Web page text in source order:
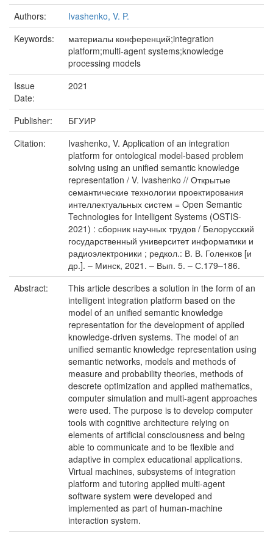
Authors:
Ivashenko, V. P.
Keywords:
материалы конференций;integration
platform;multi-agent systems;knowledge
processing models
Issue
Date:
2021
Publisher:
БГУИР
Citation:
Ivashenko, V. Application of an integration
platform for ontological model-based problem
solving using an uniﬁed semantic knowledge
representation / V. Ivashenko // Открытые
семантические технологии проектирования
интеллектуальных систем = Open Semantic
Technologies for Intelligent Systems (OSTIS-
2021) : сборник научных трудов / Белорусский
государственный университет информатики и
радиоэлектроники ; редкол.: В. В. Голенков [и
др.]. – Минск, 2021. – Вып. 5. – С.179–186.
Abstract:
This article describes a solution in the form of an
intelligent integration platform based on the
model of an uniﬁed semantic knowledge
representation for the development of applied
knowledge-driven systems. The model of an
uniﬁed semantic knowledge representation using
semantic networks, models and methods of
measure and probability theories, methods of
descrete optimization and applied mathematics,
computer simulation and multi-agent approaches
were used. The purpose is to develop computer
tools with cognitive architecture relying on
elements of artiﬁcial consciousness and being
able to communicate and to be ﬂexible and
adaptive in complex educational applications.
Virtual machines, subsystems of integration
platform and tutoring applied multi-agent
software system were developed and
implemented as part of human-machine
interaction system.